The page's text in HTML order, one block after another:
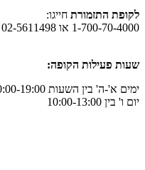
לקופת התזמורת חייגו:
1-700-70-4000 או 02-5611498
שעות פעילות הקופה:
ימים א'-ה' בין השעות 10:00-19:00
יום ו' בין 10:00-13:00